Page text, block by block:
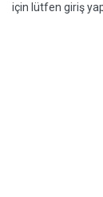
için lütfen giriş